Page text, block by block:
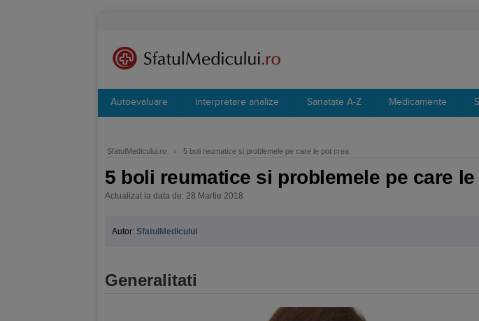
Autoevaluare Interpretare analize Sanatate A-Z Medicamente
SfatulMedicului.ro › 5 boli reumatice si problemele pe care le pot crea
5 boli reumatice si problemele pe care
Actualizat la data de: 28 Martie 2018
Autor: SfatulMedicului
Generalitati